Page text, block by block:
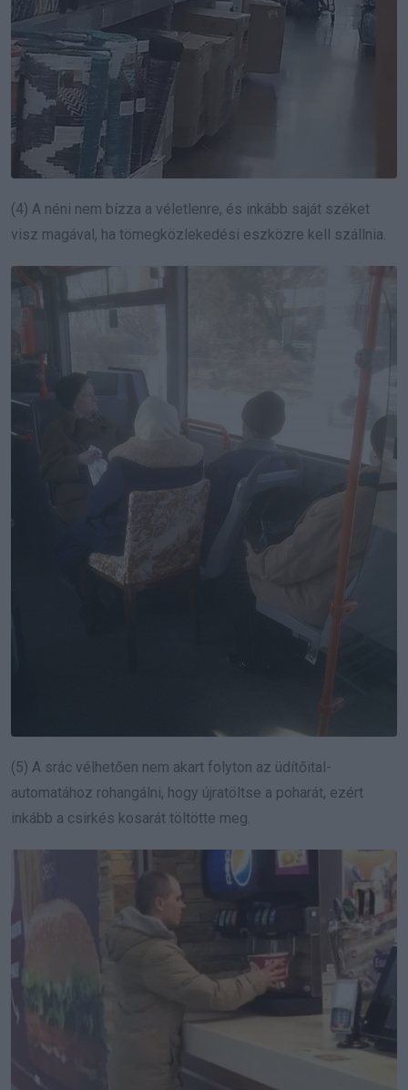
(4) A néni nem bízza a véletlenre, és inkább saját széket
visz magával, ha tömegközlekedési eszközre kell szállnia.
(5) A srác vélhetően nem akart folyton az üdítőital-
automatához rohangálni, hogy újratöltse a poharát, ezért
inkább a csirkés kosarát töltötte meg.